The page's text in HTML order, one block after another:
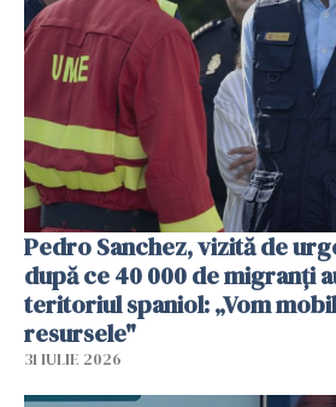
Pedro Sanchez, vizită de
după ce 40 000 de migranți
teritoriul spaniol: „Vom
resursele"
31 IULIE 2026